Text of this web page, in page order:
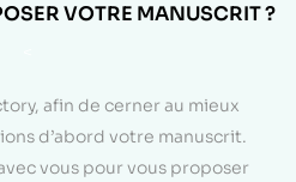
VOTRE MANUSCRIT ?
afin de cerner au mieux
d’abord votre manuscrit.
vous pour vous proposer